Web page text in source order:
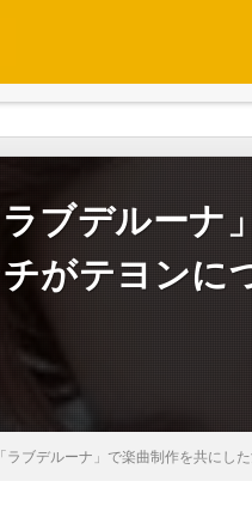
ラブデルーナ
がテヨンに
ラブデルーナ」で楽曲制作を共にし